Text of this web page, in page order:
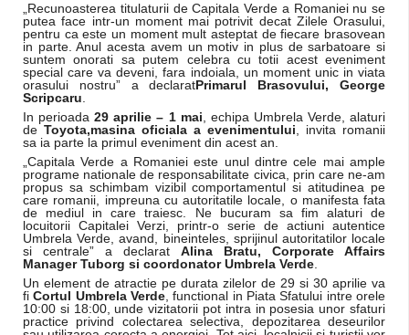
„Recunoasterea titulaturii de Capitala Verde a Romaniei nu se
putea face intr-un moment mai potrivit decat Zilele Orasului,
pentru ca este un moment mult asteptat de fiecare brasovean
in parte. Anul acesta avem un motiv in plus de sarbatoare si
suntem onorati sa putem celebra cu totii acest eveniment
special care va deveni, fara indoiala, un moment unic in viata
orasului nostru” a declaratPrimarul Brasovului, George
Scripcaru
In perioada29 aprilie – 1 mai , echipa Umbrela Verde, alaturi
de Toyota,masina oficiala a evenimentului , invita romanii
sa ia parte la primul eveniment din acest an.
„Capitala Verde a Romaniei este unul dintre cele mai ample
programe nationale de responsabilitate civica, prin care ne-am
propus sa schimbam vizibil comportamentul si atitudinea pe
care romanii, impreuna cu autoritatile locale, o manifesta fata
de mediul in care traiesc. Ne bucuram sa fim alaturi de
locuitorii Capitalei Verzi, printr-o serie de actiuni autentice
Umbrela Verde, avand, bineinteles, sprijinul autoritatilor locale
si centrale” a declarat Alina Bratu, Corporate Affairs
Manager Tuborg si coordonator Umbrela Verde
Un element de atractie pe durata zilelor de 29 si 30 aprilie va
fiCortul Umbrela Verde , functional in Piata Sfatului intre orele
10:00 si 18:00, unde vizitatorii pot intra in posesia unor sfaturi
practice privind colectarea selectiva, depozitarea deseurilor